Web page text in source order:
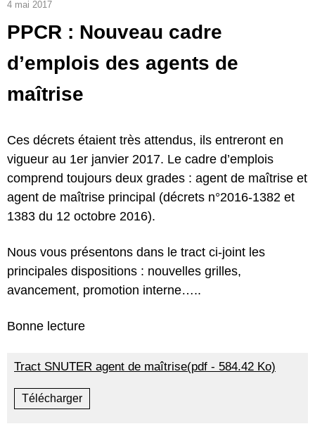
4 mai 2017
PPCR : Nouveau cadre
d’emplois des agents de
maîtrise
Ces décrets étaient très attendus, ils entreront en
vigueur au 1er janvier 2017. Le cadre d’emplois
comprend toujours deux grades : agent de maîtrise et
agent de maîtrise principal (décrets n°2016-1382 et
1383 du 12 octobre 2016).
Nous vous présentons dans le tract ci-joint les
principales dispositions : nouvelles grilles,
avancement, promotion interne…..
Bonne lecture
Tract SNUTER agent de maîtrise(pdf - 584.42 Ko)
Télécharger